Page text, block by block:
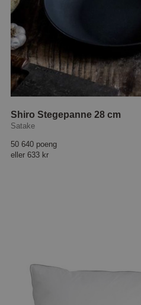
Shiro Stegepanne 28 cm
Satake
50 640 poeng
eller 633 kr